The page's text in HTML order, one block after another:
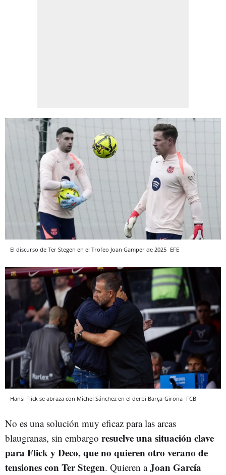
El discurso de Ter Stegen en el Trofeo Joan Gamper de 2025 EFE
Hansi Flick se abraza con Míchel Sánchez en el derbi Barça-Girona FCB
No es una solución muy eficaz para las arcas
blaugranas, sin embargo resuelve una situación clave
para Flick y Deco, que no quieren otro verano de
tensiones con Ter Stegen. Quieren aJoanGarcía